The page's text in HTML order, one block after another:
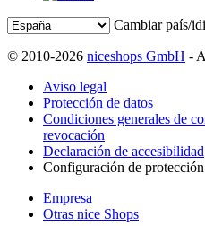
Cambiar país/
© 2010-2026 niceshops GmbH -
Aviso legal
Protección de datos
Condiciones generales de
revocación
Declaración de accesibilidad
Configuración de
Empresa
Otras nice Shops